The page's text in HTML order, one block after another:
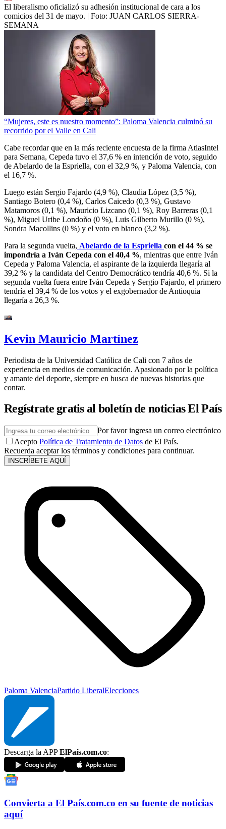
El liberalismo oficializó su adhesión institucional de cara a los
comicios del 31 de mayo. | Foto: JUAN CARLOS SIERRA-
SEMANA
“Mujeres, este es nuestro momento”: Paloma Valencia culminó su
recorrido por el Valle en Cali
Cabe recordar que en la más reciente encuesta de la firma AtlasIntel
para Semana, Cepeda tuvo el 37,6 % en intención de voto, seguido
de Abelardo de la Espriella, con el 32,9 %, y Paloma Valencia, con
el 16,7 %.
Luego están Sergio Fajardo (4,9 %), Claudia López (3,5 %),
Santiago Botero (0,4 %), Carlos Caicedo (0,3 %), Gustavo
Matamoros (0,1 %), Mauricio Lizcano (0,1 %), Roy Barreras (0,1
%), Miguel Uribe Londoño (0 %), Luis Gilberto Murillo (0 %),
Sondra Macollins (0 %) y el voto en blanco (3,2 %).
Para la segunda vuelta, Abelardo de la Espriella con el 44 % se
impondría a Iván Cepeda con el 40,4 %, mientras que entre Iván
Cepeda y Paloma Valencia, el aspirante de la izquierda llegaría al
39,2 % y la candidata del Centro Democrático tendría 40,6 %. Si la
segunda vuelta fuera entre Iván Cepeda y Sergio Fajardo, el primero
tendría el 39,4 % de los votos y el exgobernador de Antioquia
llegaría a 26,3 %.
Kevin Mauricio Martínez
Periodista de la Universidad Católica de Cali con 7 años de
experiencia en medios de comunicación. Apasionado por la política
y amante del deporte, siempre en busca de nuevas historias que
contar.
Regístrate gratis al boletín de noticias El País
Por favor ingresa un correo electrónico
Acepto Política de Tratamiento de Datos de El País.
Recuerda aceptar los términos y condiciones para continuar.
INSCRÍBETE AQUÍ
Paloma ValenciaPartido LiberalElecciones
Descarga la APPElPaís.com.co:
Convierta a El País.com.co en su fuente de noticias
aquí